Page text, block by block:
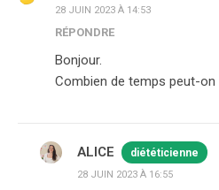
28 JUIN 2023 À 14:53
RÉPONDRE
Bonjour.
Combien de temps peut-on
ALICE diététicienne
28 JUIN 2023 À 16:55